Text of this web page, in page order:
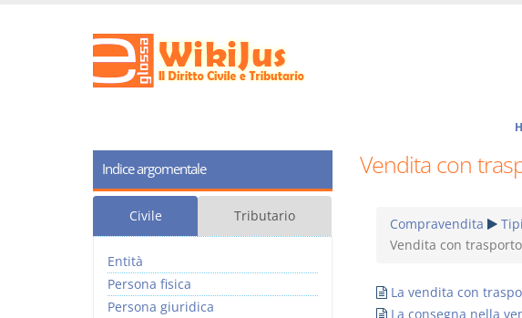
Vendita con
Compravendita
Vendita con
La vendita con
La consegna nella
Indice argomentale
Civile Tributario
Entità
Persona fisica
Persona giuridica